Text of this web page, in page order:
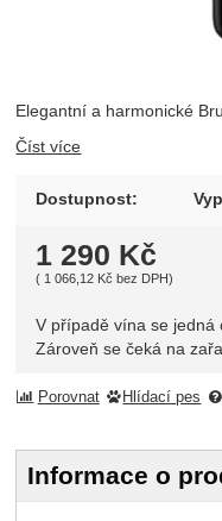
Elegantní a harmonické
Číst více
Dostupnost:
1 290 Kč
( 1 066,12 Kč bez DPH)
V případě vína se jedná
Zároveň se čeká na
Porovnat Hlídací pes
Informace o